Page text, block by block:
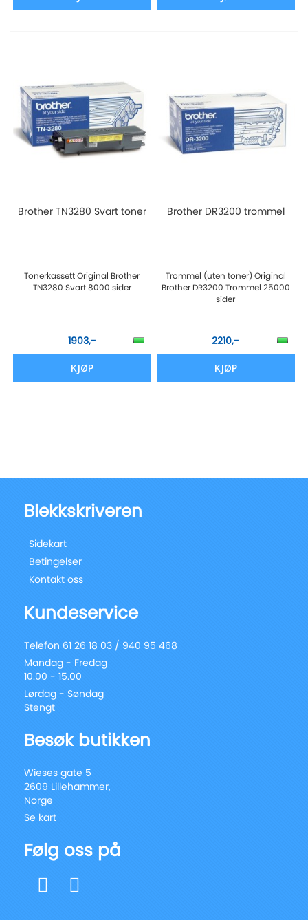
Brother TN3280 Svart toner
Tonerkassett Original Brother
TN3280 Svart 8000 sider
1903,-
KJØP
Brother DR3200 trommel
Trommel (uten toner) Original
Brother DR3200 Trommel 25000
sider
2210,-
KJØP
Blekkskriveren
Sidekart
Betingelser
Kontakt oss
Kundeservice
Telefon 61 26 18 03 / 940 95 468
Mandag - Fredag
10.00 - 15.00
Lørdag - Søndag
Stengt
Besøk butikken
Wieses gate 5
2609 Lillehammer,
Norge
Se kart
Følg oss på